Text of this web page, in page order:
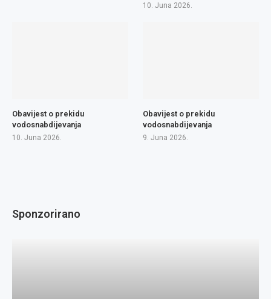
10. Juna 2026.
Obavijest o prekidu
vodosnabdijevanja
10. Juna 2026.
Obavijest o prekidu
vodosnabdijevanja
9. Juna 2026.
Sponzorirano